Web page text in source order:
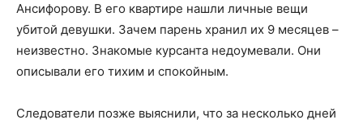
Ансифорову. В его квартире нашли личные вещи
убитой девушки. Зачем парень хранил их 9 месяцев –
неизвестно. Знакомые курсанта недоумевали. Они
описывали его тихим и спокойным.
Следователи позже выяснили, что за несколько дней